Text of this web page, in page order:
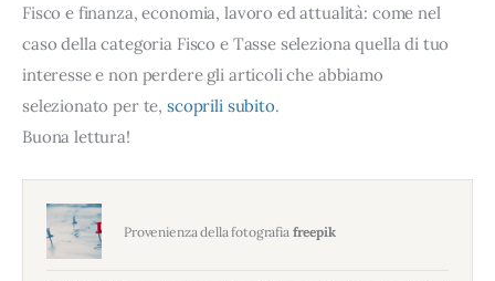
Fisco e finanza, economia, lavoro ed attualità: come nel
caso della categoria Fisco e Tasse seleziona quella di tuo
interesse e non perdere gli articoli che abbiamo
selezionato per te, scoprili subito.
Buona lettura!
Provenienza della fotografia freepik